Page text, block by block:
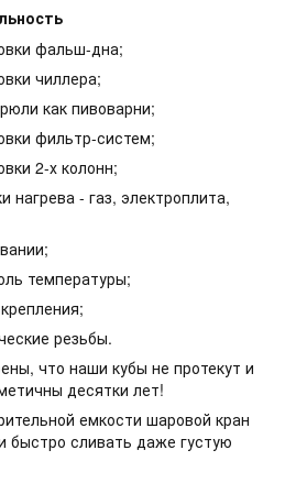
фальш-дна;
чиллера;
как пивоварни;
фильтр-систем;
2-х колонн;
нагрева - газ, электроплита,
температуры;
резьбы.
что наши кубы не протекут и
десятки лет!
емкости шаровой кран
быстро сливать даже густую